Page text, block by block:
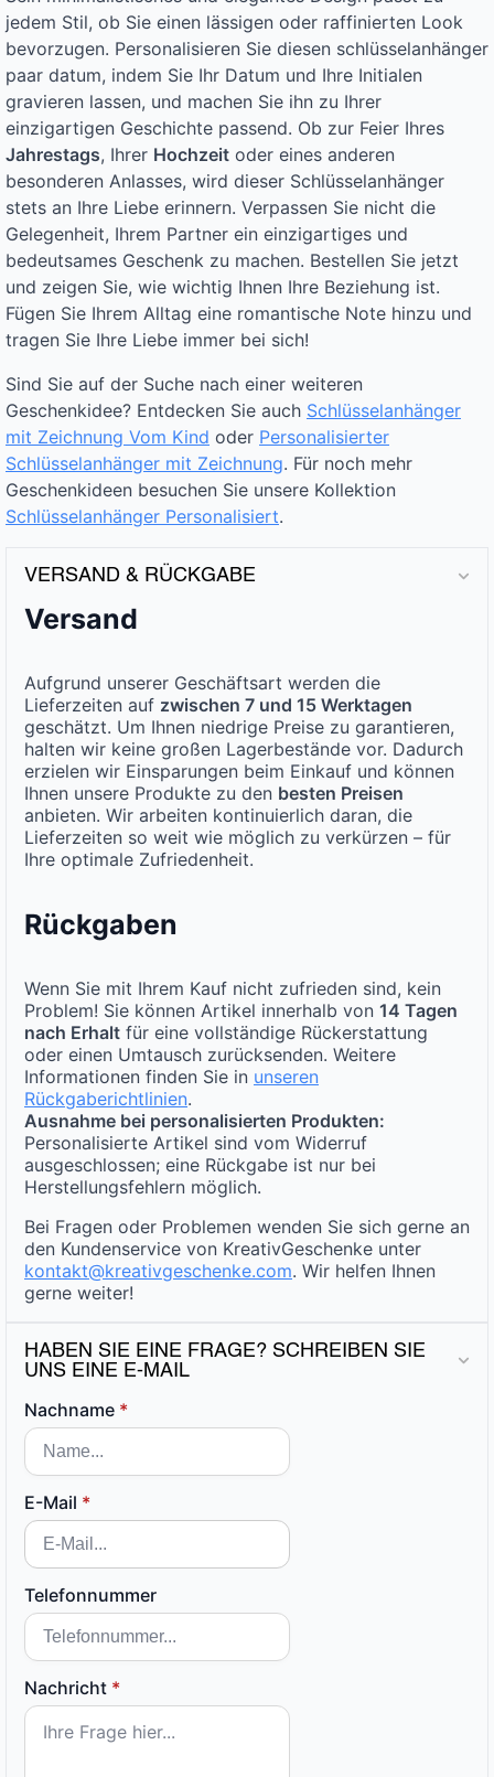
jedem Stil, ob Sie einen lässigen oder raffinierten Look
bevorzugen. Personalisieren Sie diesen schlüsselanhänger
paar datum, indem Sie Ihr Datum und Ihre Initialen
gravieren lassen, und machen Sie ihn zu Ihrer
einzigartigen Geschichte passend. Ob zur Feier Ihres
Jahrestags, Ihrer Hochzeit oder eines anderen
besonderen Anlasses, wird dieser Schlüsselanhänger
stets an Ihre Liebe erinnern. Verpassen Sie nicht die
Gelegenheit, Ihrem Partner ein einzigartiges und
bedeutsames Geschenk zu machen. Bestellen Sie jetzt
und zeigen Sie, wie wichtig Ihnen Ihre Beziehung ist.
Fügen Sie Ihrem Alltag eine romantische Note hinzu und
tragen Sie Ihre Liebe immer bei sich!
Sind Sie auf der Suche nach einer weiteren
Geschenkidee? Entdecken Sie auch Schlüsselanhänger
mit Zeichnung Vom Kind oder Personalisierter
Schlüsselanhänger mit Zeichnung. Für noch mehr
Geschenkideen besuchen Sie unsere Kollektion
Schlüsselanhänger Personalisiert.
VERSAND & RÜCKGABE
Versand
Aufgrund unserer Geschäftsart werden die
Lieferzeiten auf zwischen 7 und 15 Werktagen
geschätzt. Um Ihnen niedrige Preise zu garantieren,
halten wir keine großen Lagerbestände vor. Dadurch
erzielen wir Einsparungen beim Einkauf und können
Ihnen unsere Produkte zu den besten Preisen
anbieten. Wir arbeiten kontinuierlich daran, die
Lieferzeiten so weit wie möglich zu verkürzen – für
Ihre optimale Zufriedenheit.
Rückgaben
Wenn Sie mit Ihrem Kauf nicht zufrieden sind, kein
Problem! Sie können Artikel innerhalb von 14 Tagen
nach Erhalt für eine vollständige Rückerstattung
oder einen Umtausch zurücksenden. Weitere
Informationen finden Sie in unseren
Rückgaberichtlinien.
Ausnahme bei personalisierten Produkten:
Personalisierte Artikel sind vom Widerruf
ausgeschlossen; eine Rückgabe ist nur bei
Herstellungsfehlern möglich.
Bei Fragen oder Problemen wenden Sie sich gerne an
den Kundenservice von KreativGeschenke unter
kontakt@kreativgeschenke.com. Wir helfen Ihnen
gerne weiter!
HABEN SIE EINE FRAGE? SCHREIBEN SIE
UNS EINE E-MAIL
Nachname *
E-Mail *
Telefonnummer
Nachricht *